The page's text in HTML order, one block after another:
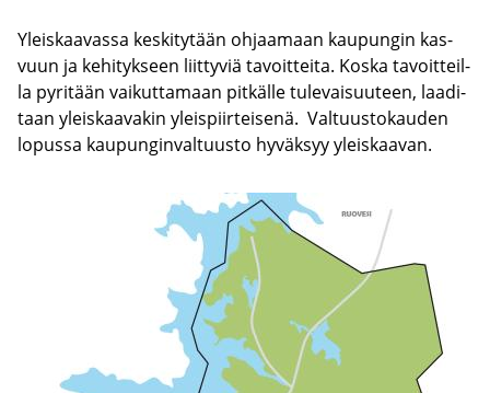
Yleis­kaa­vas­sa kes­ki­ty­tään oh­jaa­maan kau­pun­gin kas­
vuun ja ke­hi­tyk­seen liit­ty­viä ta­voit­tei­ta. Koska ta­voit­teil­
la py­ri­tään vai­kut­ta­maan pit­käl­le tu­le­vai­suu­teen, laa­di­
taan yleis­kaa­va­kin yleis­piir­tei­se­nä. Val­tuus­to­kau­den
lo­pus­sa kau­pun­gin­val­tuus­to hy­väk­syy yleis­kaa­van.